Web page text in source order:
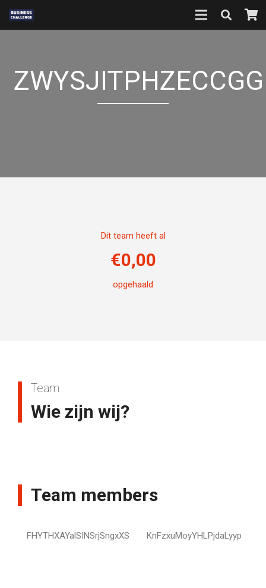
Dit team heeft al
€0,00
opgehaald
Team
Wie zijn wij?
Team members
FHYTHXAYalSINSrjSngxXS KnFzxuMoyYHLPjdaLyyp